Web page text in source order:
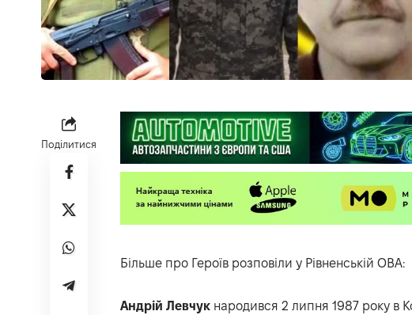
Поділитися
Більше про Героїв розповіли у Рівненській ОВА:
Андрій Левчук народився 2 липня 1987 року в